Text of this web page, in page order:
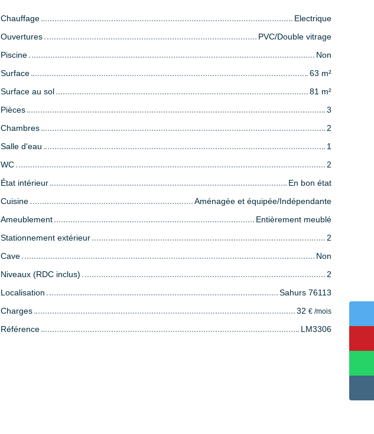
Chauffage
Electrique
Ouvertures
PVC/Double vitrage
Piscine
Non
Surface
63 m²
Surface au sol
81 m²
Pièces
3
Chambres
2
Salle d'eau
1
WC
2
État intérieur
En bon état
Cuisine
Aménagée et équipée/Indépendante
Ameublement
Entièrement meublé
Stationnement extérieur
2
Cave
Non
Niveaux (RDC inclus)
2
Localisation
Sahurs 76113
Charges
32 € /mois
Référence LM3306